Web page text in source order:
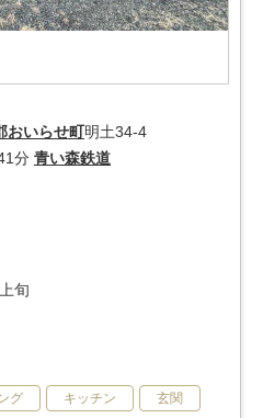
おいらせ町明土34-4
分 青い森鉄道
旬
グ キッチン 玄関